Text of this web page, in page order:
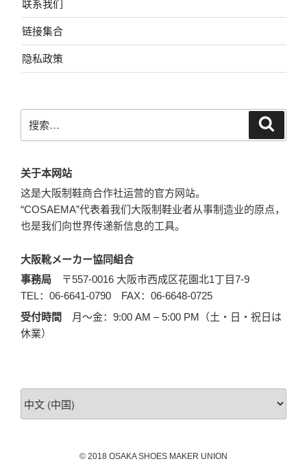
联系我们
链接集合
隐私政策
索：
关于本网站
这是大阪制鞋商合作社运营的官方网站。
“COSAEMA”代表着我们大阪制鞋业者从事制造业的原点，
也是我们向世界传递新信息的工具。
大阪靴メーカー協同組合
事務局
〒557-0016 大阪市西成区花園北1丁目7-9
TEL：06-6641-0790 FAX：06-6648-0725
受付時間 月〜金：9:00 AM – 5:00 PM（土・日・祝日は
休業）
择
©️ 2018 OSAKA SHOES MAKER UNION